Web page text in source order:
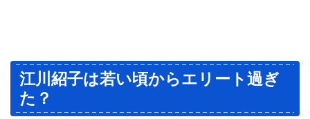
江川紹子は若い頃からエリート過ぎ
た？